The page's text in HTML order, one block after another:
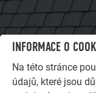
INFORMACE O
Na této stránce
údajů, které jsou